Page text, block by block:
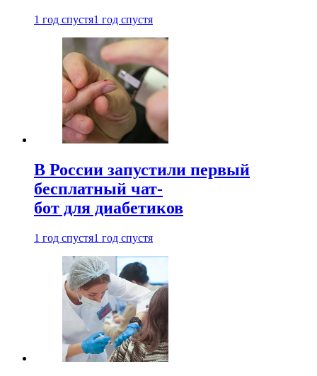
1 год спустя1 год спустя
В России запустили первый
бесплатный чат-
бот для диабетиков
1 год спустя1 год спустя